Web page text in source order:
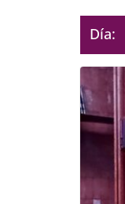
Día: